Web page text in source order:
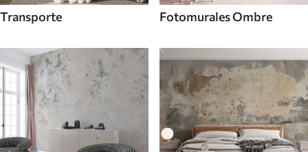
Transporte Fotomurales Ombre